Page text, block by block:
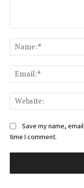
Save my name,
time I comment.